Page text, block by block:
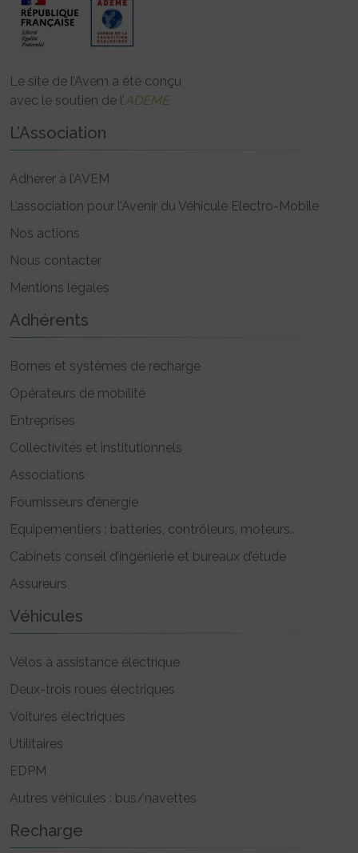
Le site de l’Avem a été conçu
avec le soutien de l’ADEME
L’Association
Adhérer à l’AVEM
L’association pour l’Avenir du Véhicule Electro-Mobile
Nos actions
Nous contacter
Mentions légales
Adhérents
Bornes et systèmes de recharge
Opérateurs de mobilité
Entreprises
Collectivités et institutionnels
Associations
Fournisseurs d’énergie
Equipementiers : batteries, contrôleurs, moteurs..
Cabinets conseil d’ingénierie et bureaux d’étude
Assureurs
Véhicules
Vélos à assistance électrique
Deux-trois roues électriques
Voitures électriques
Utilitaires
EDPM
Autres véhicules : bus/navettes
Recharge